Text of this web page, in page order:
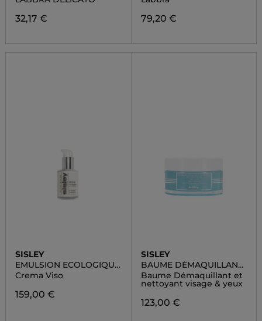
32,17 € 79,20 €
SISLEY
EMULSION ECOLOGIQUE
FORMULE AVANCÉE
Crema Viso
159,00 €
SISLEY
BAUME DÉMAQUILLANT
ET NETTOYANT AUX
TROIS HUILES
Baume Démaquillant et
nettoyant visage & yeux
123,00 €